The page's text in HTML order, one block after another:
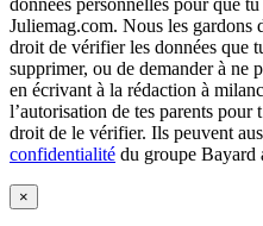
Juliemag.com. Nous les gardons
droit de vérifier les données que
supprimer, ou de demander à ne
en écrivant à la rédaction à
l’autorisation de tes parents pour
droit de le vérifier. Ils peuvent
confidentialité du groupe Bayard
×